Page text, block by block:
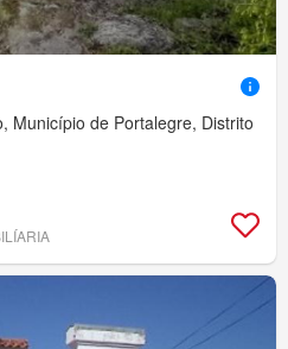
Município de Portalegre, Distrito